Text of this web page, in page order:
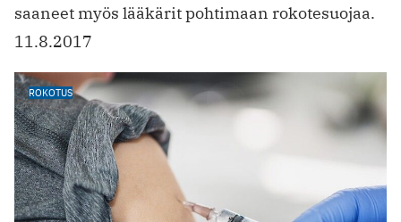
saaneet myös lääkärit pohtimaan rokotesuojaa.
11.8.2017
ROKOTUS